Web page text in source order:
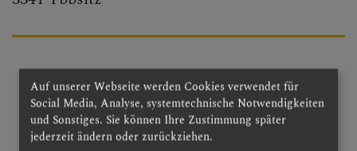
Auf unserer Webseite werden Cookies verwendet für
Social Media, Analyse, systemtechnische Notwendigkeiten
und Sonstiges. Sie können Ihre Zustimmung später
jederzeit ändern oder zurückziehen.